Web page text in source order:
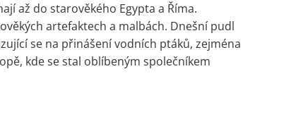
až do starověkého Egypta a Říma.
artefaktech a malbách. Dnešní pudl
se na přinášení vodních ptáků, zejména
kde se stal oblíbeným společníkem